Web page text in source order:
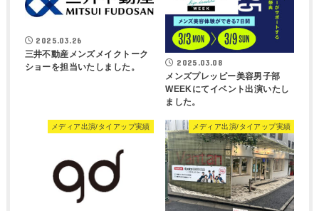
2025.03.26
三井不動産メンズメイクトーク
ショーを担当いたしました。
2025.03.08
メンズプレッピー美容男子部
WEEKにてイベント出演いたし
ました。
メディア出演/タイアップ実績 メディア出演/タイアップ実績